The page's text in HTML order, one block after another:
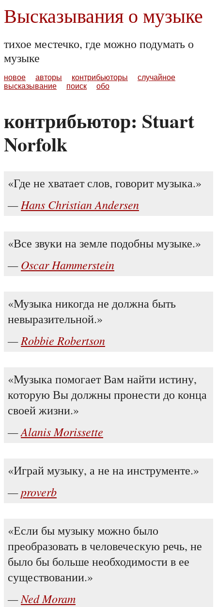
Высказывания о музыке
тихое местечко, где можно подумать о
музыке
новое авторы контрибьюторы
случайное
высказывание
поиск обо
контрибьютор: Stuart
Norfolk
Где не хватает слов, говорит музыка.
Hans Christian Andersen
Все звуки на земле подобны музыке.
Oscar Hammerstein
Музыка никогда не должна быть
невыразительной.
Robbie Robertson
Музыка помогает Вам найти истину,
которую Вы должны пронести до конца
своей жизни.
Alanis Morissette
Играй музыку, а не на инструменте.
proverb
Если бы музыку можно было
преобразовать в человеческую речь, не
было бы больше необходимости в ее
существовании.
Ned Moram